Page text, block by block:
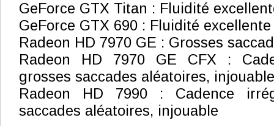
GeForce GTX Titan : Fluidité
GeForce GTX 690 : Fluidité excellente
Radeon HD 7970 GE : Grosses
Radeon HD 7970 GE CFX :
grosses saccades aléatoires, injouable
Radeon HD 7990 : Cadence
saccades aléatoires, injouable